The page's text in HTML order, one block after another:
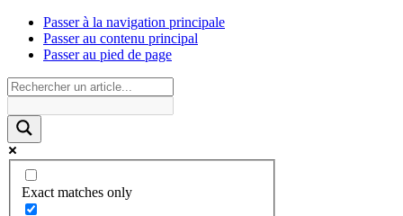
Passer à la navigation principale
Passer au contenu principal
Passer au pied de page
Exact matches only